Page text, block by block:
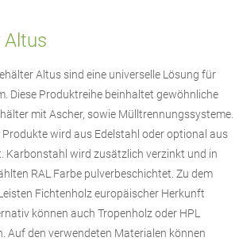
Altus
Altus sind eine universelle Lösung für
Diese Produktreihe beinhaltet gewöhnliche
mit Ascher, sowie Mülltrennungssysteme.
wird aus Edelstahl oder optional aus
Karbonstahl wird zusätzlich verzinkt und in
RAL Farbe pulverbeschichtet. Zu dem
Fichtenholz europäischer Herkunft
können auch Tropenholz oder HPL
Auf den verwendeten Materialen können